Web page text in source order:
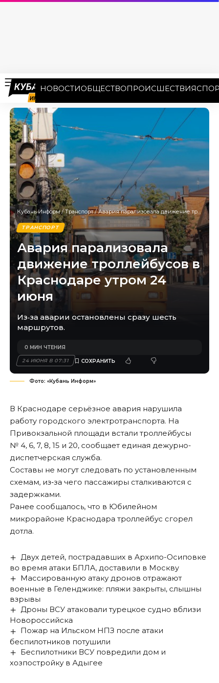
НОВОСТИОБЩЕСТВОПРОИСШЕСТВИЯ
Кубань Информ/Транспорт/Авария парализовала движение троллейбусов в Краснодаре утром 24 июня
ТРАНСПОРТ
Авария парализовала
движение троллейбусов в
Краснодаре утром 24
июня
Из‑за аварии остановлены сразу шесть
маршрутов.
24 ИЮНЯ В 07:31
0 МИН ЧТЕНИЯ
Фото: «Кубань Информ»
В Краснодаре серьёзное авария нарушила
работу городского электротранспорта. На
Привокзальной площади встали троллейбусы
№ 4, 6, 7, 8, 15 и 20, сообщает единая дежурно-
диспетчерская служба.
Составы не могут следовать по установленным
схемам, из‑за чего пассажиры сталкиваются с
задержками.
Ранее сообщалось, что в Юбилейном
микрорайоне Краснодаратроллейбус сгорел
дотла.
Двух детей, пострадавших в Архипо-Осиповке
во время атаки БПЛА, доставили в Москву
Массированную атаку дронов отражают
военные в Геленджике: пляжи закрыты, слышны
взрывы
Дроны ВСУ атаковали турецкое судно вблизи
Новороссийска
Пожар на Ильском НПЗ после атаки
беспилотников потушили
Беспилотники ВСУ повредили дом и
хозпостройку в Адыгее